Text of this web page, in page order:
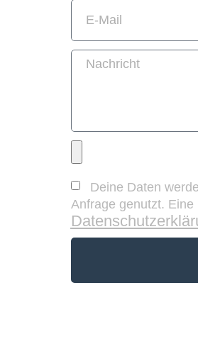
Deine Daten
Anfrage genutzt.